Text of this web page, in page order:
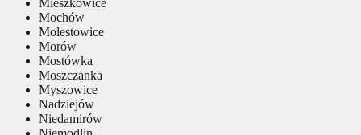
Mochów
Molestowice
Morów
Mostówka
Moszczanka
Myszowice
Nadziejów
Niedamirów